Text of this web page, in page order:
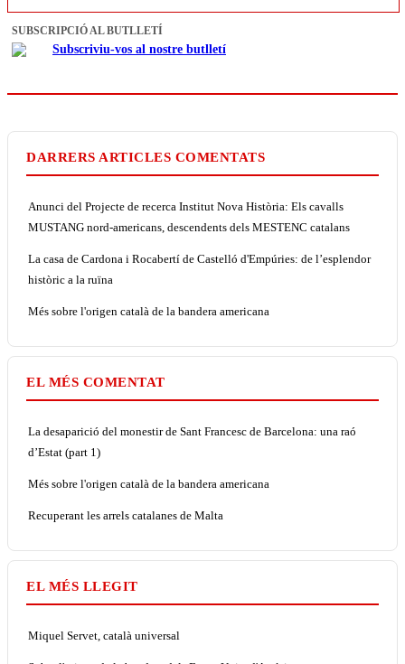
SUBSCRIPCIÓ AL BUTLLETÍ
Subscriviu-vos al nostre butlletí
DARRERS ARTICLES COMENTATS
Anunci del Projecte de recerca Institut Nova Història: Els cavalls
MUSTANG nord-americans, descendents dels MESTENC catalans
La casa de Cardona i Rocabertí de Castelló d'Empúries: de l’esplendor
històric a la ruïna
Més sobre l'origen català de la bandera americana
EL MÉS COMENTAT
La desaparició del monestir de Sant Francesc de Barcelona: una raó
d’Estat (part 1)
Més sobre l'origen català de la bandera americana
Recuperant les arrels catalanes de Malta
EL MÉS LLEGIT
Miquel Servet, català universal